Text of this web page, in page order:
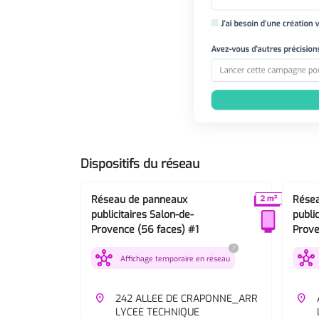
Dispositifs du réseau
Réseau de panneaux
publicitaires Salon-de-
Provence (56 faces) #1
hub Affichage temporaire en réseau
?
place
242 ALLEE DE CRAPONNE_ARR
LYCEE TECHNIQUE
hub
place